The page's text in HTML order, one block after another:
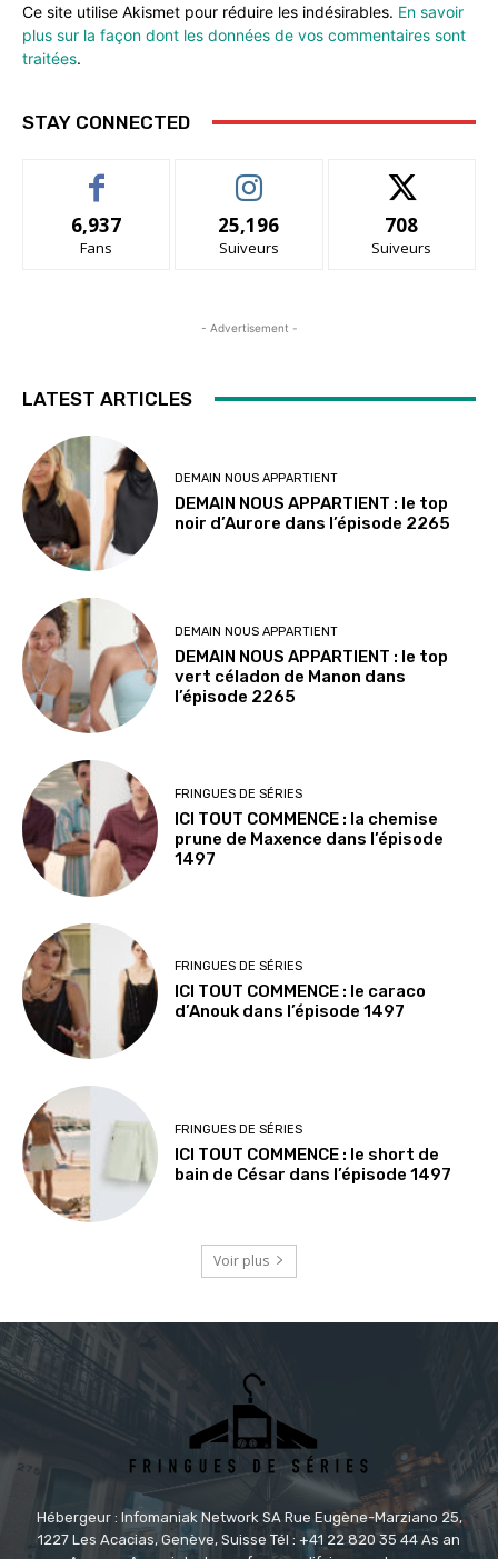
Ce site utilise Akismet pour réduire les indésirables. En savoir
plus sur la façon dont les données de vos commentaires sont
traitées.
STAY CONNECTED
6,937
Fans
25,196
Suiveurs
708
Suiveurs
- Advertisement -
LATEST ARTICLES
DEMAIN NOUS APPARTIENT
DEMAIN NOUS APPARTIENT : le top
noir d’Aurore dans l’épisode 2265
DEMAIN NOUS APPARTIENT
DEMAIN NOUS APPARTIENT : le top
vert céladon de Manon dans
l’épisode 2265
FRINGUES DE SÉRIES
ICI TOUT COMMENCE : la chemise
prune de Maxence dans l’épisode
1497
FRINGUES DE SÉRIES
ICI TOUT COMMENCE : le caraco
d’Anouk dans l’épisode 1497
FRINGUES DE SÉRIES
ICI TOUT COMMENCE : le short de
bain de César dans l’épisode 1497
Voir plus
Hébergeur : Infomaniak Network SA Rue Eugène-Marziano 25,
1227 Les Acacias, Genève, Suisse Tél : +41 22 820 35 44 As an